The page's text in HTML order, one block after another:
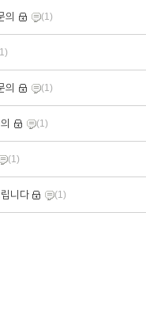
의 (1)
의 (1)
(1)
(1)
니다 (1)